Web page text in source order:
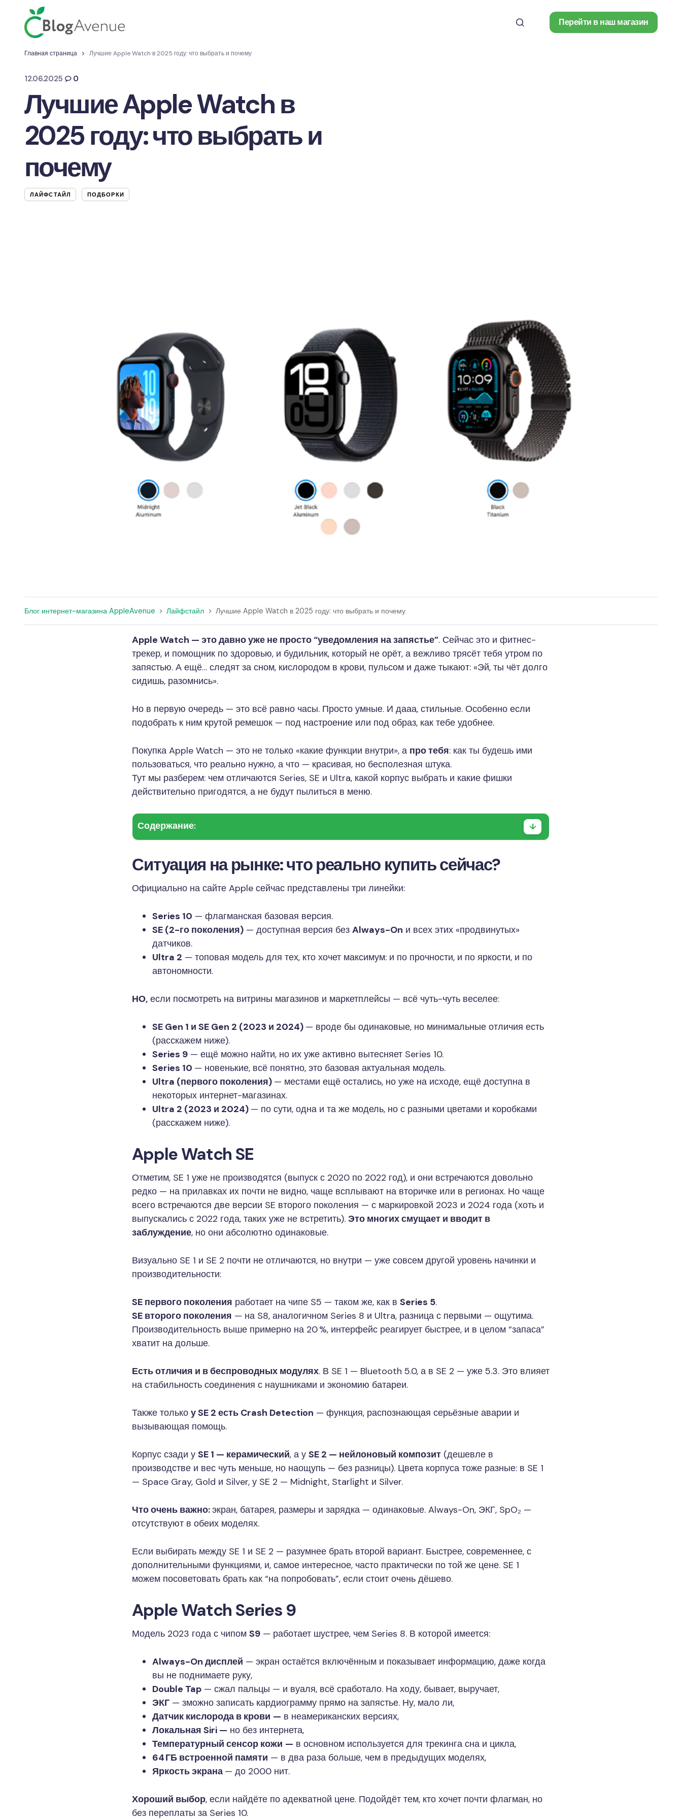
Перейти в наш магазин
Главная страница Лучшие Apple Watch в 2025 году: что выбрать и почему
12.06.2025 0
Лучшие Apple Watch в
2025 году: что выбрать и
почему
ЛАЙФСТАЙЛ ПОДБОРКИ
Блог интернет-магазина AppleAvenue > Лайфстайл > Лучшие Apple Watch в 2025 году: что выбрать и почему
Apple Watch — это давно уже не просто “уведомления на запястье”. Сейчас это и фитнес-
трекер, и помощник по здоровью, и будильник, который не орёт, а вежливо трясёт тебя утром по
запястью. А ещё… следят за сном, кислородом в крови, пульсом и даже тыкают: «Эй, ты чёт долго
сидишь, разомнись».
Но в первую очередь — это всё равно часы. Просто умные. И дааа, стильные. Особенно если
подобрать к ним крутой ремешок — под настроение или под образ, как тебе удобнее.
Покупка Apple Watch — это не только «какие функции внутри», а про тебя: как ты будешь ими
пользоваться, что реально нужно, а что — красивая, но бесполезная штука.
Тут мы разберем: чем отличаются Series, SE и Ultra, какой корпус выбрать и какие фишки
действительно пригодятся, а не будут пылиться в меню.
Содержание:
Ситуация на рынке: что реально купить сейчас?
Официально на сайте Apple сейчас представлены три линейки:
Series 10 — флагманская базовая версия.
SE (2-го поколения) — доступная версия безAlways-On и всех этих «продвинутых»
датчиков.
Ultra 2 — топовая модель для тех, кто хочет максимум: и по прочности, и по яркости, и по
автономности.
НО, если посмотреть на витрины магазинов и маркетплейсы — всё чуть-чуть веселее:
SE Gen 1 и SE Gen 2 (2023 и 2024) — вроде бы одинаковые, но минимальные отличия есть
(расскажем ниже).
Series 9 — ещё можно найти, но их уже активно вытесняет Series 10.
Series 10 — новенькие, всё понятно, это базовая актуальная модель.
Ultra (первого поколения) — местами ещё остались, но уже на исходе, ещё доступна в
некоторых интернет-магазинах.
Ultra 2 (2023 и 2024) — по сути, одна и та же модель, но с разными цветами и коробками
(расскажем ниже).
Apple Watch SE
Отметим, SE 1 уже не производятся (выпуск с 2020 по 2022 год), и они встречаются довольно
редко — на прилавках их почти не видно, чаще всплывают на вторичке или в регионах. Но чаще
всего встречаются две версии SE второго поколения — с маркировкой 2023 и 2024 года (хоть и
выпускались с 2022 года, таких уже не встретить).Это многих смущает и вводит в
заблуждение, но они абсолютно одинаковые.
Визуально SE 1 и SE 2 почти не отличаются, но внутри — уже совсем другой уровень начинки и
производительности:
SE первого поколения работает на чипе S5 — таком же, как вSeries 5.
SE второго поколения — на S8, аналогичном Series 8 и Ultra, разница с первыми — ощутима.
Производительность выше примерно на 20 %, интерфейс реагирует быстрее, и в целом “запаса”
хватит на дольше.
Есть отличия и в беспроводных модулях. В SE 1 — Bluetooth 5.0, а в SE 2 — уже 5.3. Это влияет
на стабильность соединения с наушниками и экономию батареи.
Также толькоу SE 2 есть Crash Detection — функция, распознающая серьёзные аварии и
вызывающая помощь.
Корпус сзади уSE 1 — керамический, а уSE 2 — нейлоновый композит (дешевле в
производстве и вес чуть меньше, но наощупь — без разницы). Цвета корпуса тоже разные: в SE 1
— Space Gray, Gold и Silver, у SE 2 — Midnight, Starlight и Silver.
Что очень важно:экран, батарея, размеры и зарядка — одинаковые. Always-On, ЭКГ, SpO₂ —
отсутствуют в обеих моделях.
Если выбирать между SE 1 и SE 2 — разумнее брать второй вариант. Быстрее, современнее, с
дополнительными функциями, и, самое интересное, часто практически по той же цене. SE 1
можем посоветовать брать как “на попробовать”, если стоит очень дёшево.
Apple Watch Series 9
Модель 2023 года с чипомS9 — работает шустрее, чем Series 8. В которой имеется:
Always-On дисплей — экран остаётся включённым и показывает информацию, даже когда
вы не поднимаете руку,
Double Tap — сжал пальцы — и вуаля, всё сработало. На ходу, бывает, выручает,
ЭКГ — зможно записать кардиограмму прямо на запястье. Ну, мало ли,
Датчик кислорода в крови — в неамериканских версиях,
Локальная Siri — но без интернета,
Температурный сенсор кожи — в основном используется для трекинга сна и цикла,
64 ГБ встроенной памяти — в два раза больше, чем в предыдущих моделях,
Яркость экрана — до 2000 нит.
Хороший выбор, если найдёте по адекватной цене. Подойдёт тем, кто хочет почти флагман, но
без переплаты за Series 10.